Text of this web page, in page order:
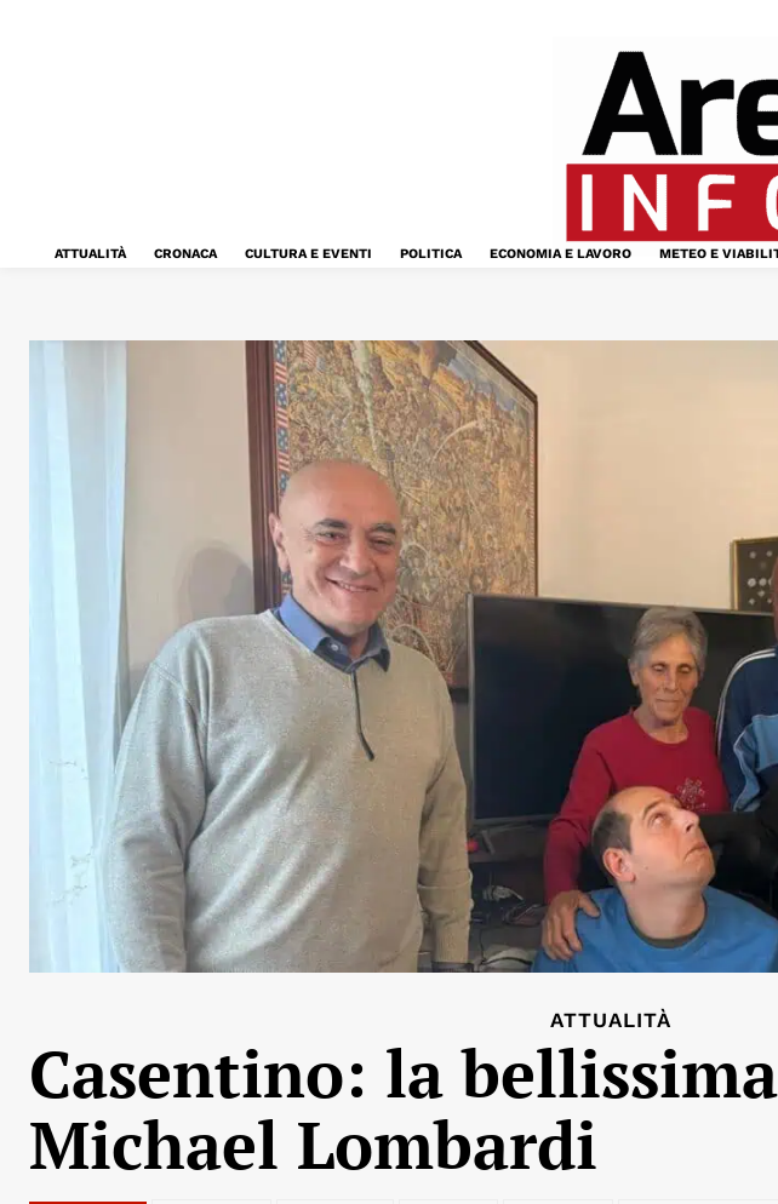
ATTUALITÀ CRONACA CULTURA E EVENTI POLITICA ECONOMIA E LAVORO METEO E
ATTUALITÀ
Casentino: la
Michael Lombardi